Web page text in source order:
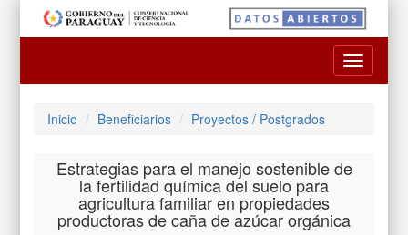
Toggle
Inicio Beneficiarios Proyectos / Postgrados
Estrategias para el manejo sostenible de
la fertilidad química del suelo para
agricultura familiar en propiedades
productoras de caña de azúcar orgánica